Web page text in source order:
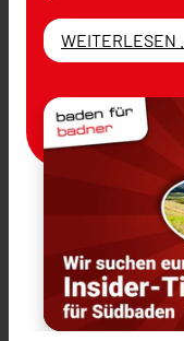
WEITERLESEN ...